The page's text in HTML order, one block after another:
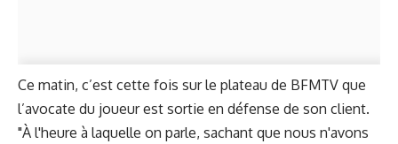
Ce matin, c’est cette fois sur le plateau de BFMTV que
l’avocate du joueur est sortie en défense de son client.
"À l'heure à laquelle on parle, sachant que nous n'avons